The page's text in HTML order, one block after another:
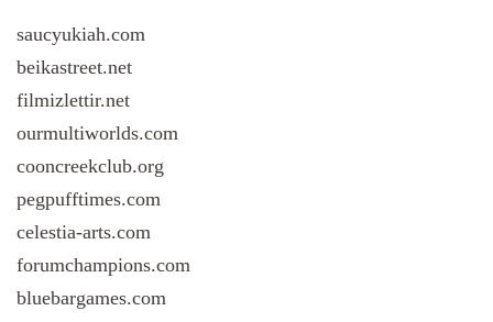
saucyukiah.com
beikastreet.net
filmizlettir.net
ourmultiworlds.com
cooncreekclub.org
pegpufftimes.com
celestia-arts.com
forumchampions.com
bluebargames.com